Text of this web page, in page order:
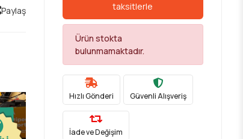
Paylaş
taksitlerle
Ürün stokta
bulunmamaktadır.
Hızlı Gönderi Güvenli Alışveriş
İade ve Değişim